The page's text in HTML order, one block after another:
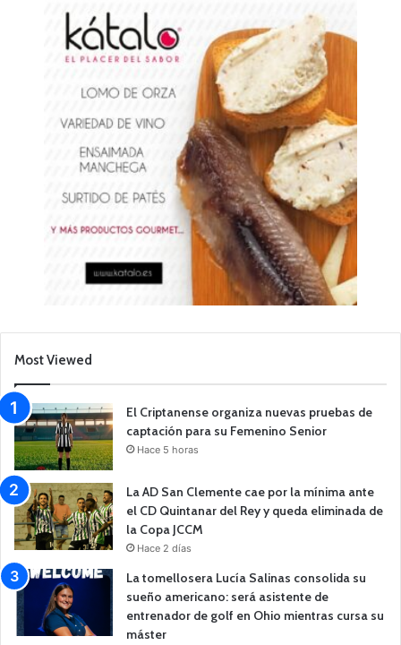
Most Viewed
El Criptanense organiza nuevas pruebas de
captación para su Femenino Senior
Hace 5 horas
La AD San Clemente cae por la mínima ante
el CD Quintanar del Rey y queda eliminada de
la Copa JCCM
Hace 2 días
La tomellosera Lucía Salinas consolida su
sueño americano: será asistente de
entrenador de golf en Ohio mientras cursa su
máster